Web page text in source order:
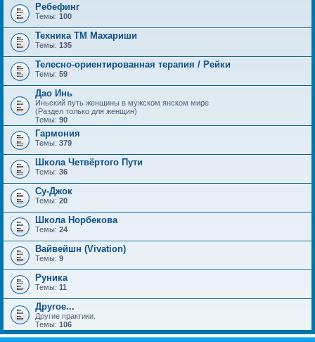
Ребефинг
Темы: 100
Техника ТМ Махариши
Темы: 135
Телесно-ориентированная терапия / Рейки
Темы: 59
Дао Инь
Иньский путь женщины в мужском янском мире
(Раздел только для женщин)
Темы: 90
Гармония
Темы: 379
Школа Четвёртого Пути
Темы: 36
Су-Джок
Темы: 20
Школа Норбекова
Темы: 24
Вайвейшн (Vivation)
Темы: 9
Руника
Темы: 11
Другое...
Другие практики.
Темы: 106